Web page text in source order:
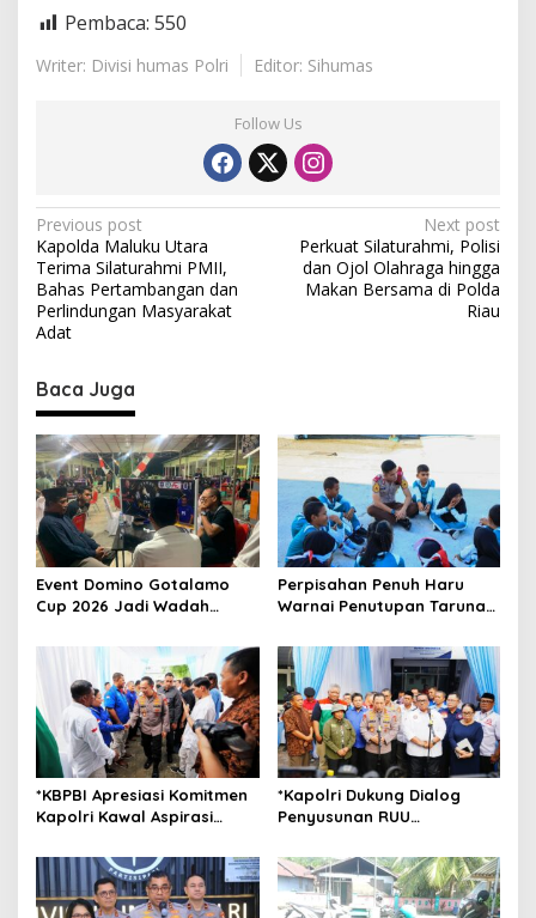
Pembaca: 550
Writer: Divisi humas Polri Editor: Sihumas
Follow Us
P
o
s
t
a
v
i
g
a
t
i
Previous post
Kapolda Maluku Utara
Terima Silaturahmi PMII,
Bahas Pertambangan dan
Perlindungan Masyarakat
Adat
Next post
Perkuat Silaturahmi, Polisi
dan Ojol Olahraga hingga
Makan Bersama di Polda
Riau
Baca Juga
Event Domino Gotalamo
Cup 2026 Jadi Wadah
Kebersamaan Masyarakat
Perpisahan Penuh Haru
Warnai Penutupan Taruna
Kepulauan
*KBPBI Apresiasi Komitmen
Kapolri Kawal Aspirasi
Ketenagakerjaan*
*Kapolri Dukung Dialog
Penyusunan RUU
Jembatan Aspirasi Buruh*